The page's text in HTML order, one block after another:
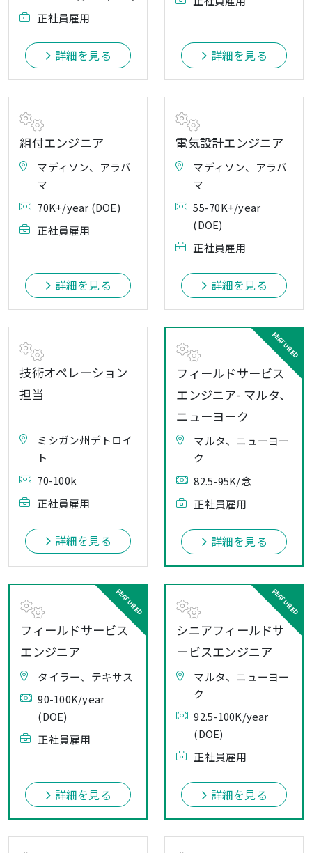
正社員雇用
詳細を見る 詳細を見る
組付エンジニア
マディソン、アラバ
マ
70K+/year (DOE)
正社員雇用
詳細を見る
電気設計エンジニア
マディソン、アラバ
マ
55-70K+/year
(DOE)
正社員雇用
詳細を見る
技術オペレーション
担当
ミシガン州デトロイ
ト
70-100k
正社員雇用
詳細を見る
フィールドサービス
エンジニア- マルタ、
ニューヨーク
マルタ、ニューヨー
ク
82.5-95K/念
正社員雇用
詳細を見る
フィールドサービス
エンジニア
タイラー、テキサス
90-100K/year
(DOE)
正社員雇用
詳細を見る
シニアフィールドサ
ービスエンジニア
マルタ、ニューヨー
ク
92.5-100K/year
(DOE)
正社員雇用
詳細を見る